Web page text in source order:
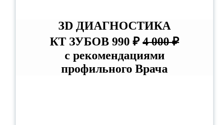
ЗD ДИАГНОСТИКА
КТ ЗУБОВ 990 ₽ 4 000 ₽
с рекомендациями
профильного Врача